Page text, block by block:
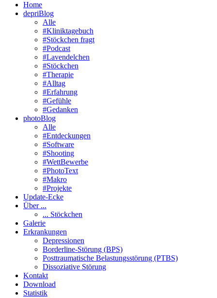
Home
depriBlog
Alle
#Kliniktagebuch
#Stöckchen fragt
#Podcast
#Lavendelchen
#Stöckchen
#Therapie
#Alltag
#Erfahrung
#Gefühle
#Gedanken
photoBlog
Alle
#Entdeckungen
#Software
#Shooting
#WettBewerbe
#PhotoText
#Makro
#Projekte
Update-Ecke
Über ...
... Stöckchen
Galerie
Erkrankungen
Depressionen
Borderline-Störung (BPS)
Posttraumatische Belastungsstörung (PTBS)
Dissoziative Störung
Kontakt
Download
Statistik